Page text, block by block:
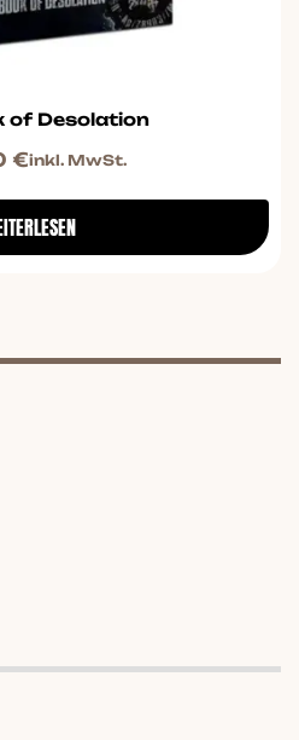
of Desolation
€inkl. MwSt.